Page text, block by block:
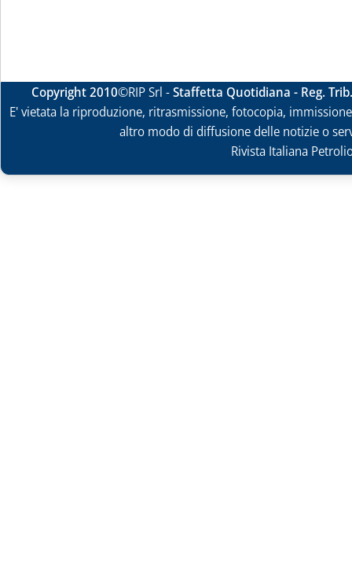
Copyright 2010©RIP Srl -Staffetta Quotidiana - Reg.
E' vietata la riproduzione, ritrasmissione, fotocopia,
altro modo di diffusione delle notizie o
Rivista Italiana